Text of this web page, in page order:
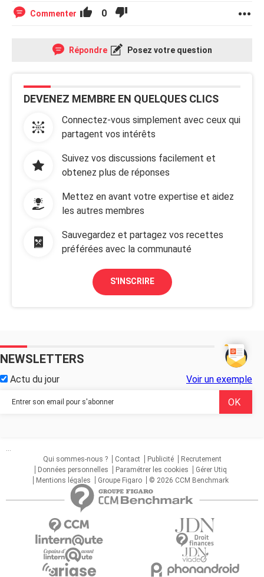
Commenter 0
Répondre Posez votre question
DEVENEZ MEMBRE EN QUELQUES CLICS
Connectez-vous simplement avec ceux qui
partagent vos intérêts
Suivez vos discussions facilement et
obtenez plus de réponses
Mettez en avant votre expertise et aidez
les autres membres
Sauvegardez et partagez vos recettes
préférées avec la communauté
S'INSCRIRE
NEWSLETTERS
Actu du jour Voir un exemple
...
Qui sommes-nous ?
Contact Publicité
Recrutement
Données personnelles
Paramétrer les cookies
Gérer Utiq
Mentions légales
Groupe Figaro © 2026 CCM Benchmark